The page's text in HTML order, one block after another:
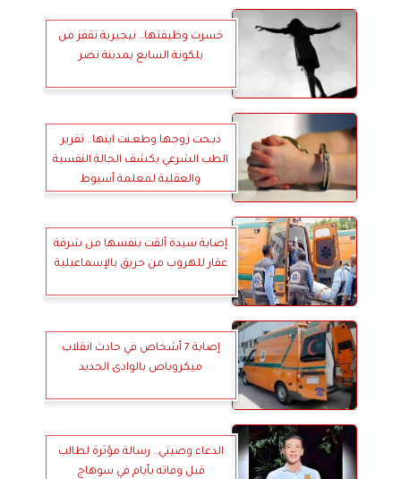
خسرت وظيفتها.. نيجيرية تقفز من
بلكونة السابع بمدينة نصر
ذبـحت زوجها وطعـنت ابنها.. تقرير
الطب الشرعي يكشف الحالة النفسية
والعقلية لمعلمة أسيوط
إصابة سيدة ألقت بنفسها من شرفة
عقار للهروب من حريق بالإسماعيلية
إصابة 7 أشخاص في حادث انقلاب
ميكروباص بالوادى الجديد
الدعاء وصيتي.. رسالة مؤثرة لطالب
قبل وفاته بأيام في سوهاج